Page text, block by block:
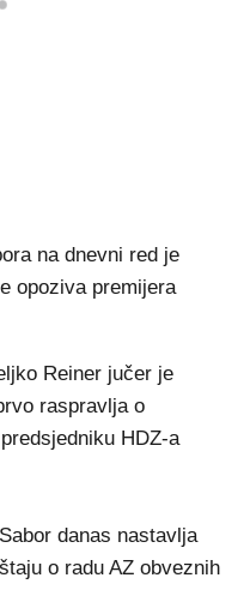
na dnevni red je
opoziva premijera
Reiner jučer je
raspravlja o
HDZ-a
danas nastavlja
o radu AZ obveznih